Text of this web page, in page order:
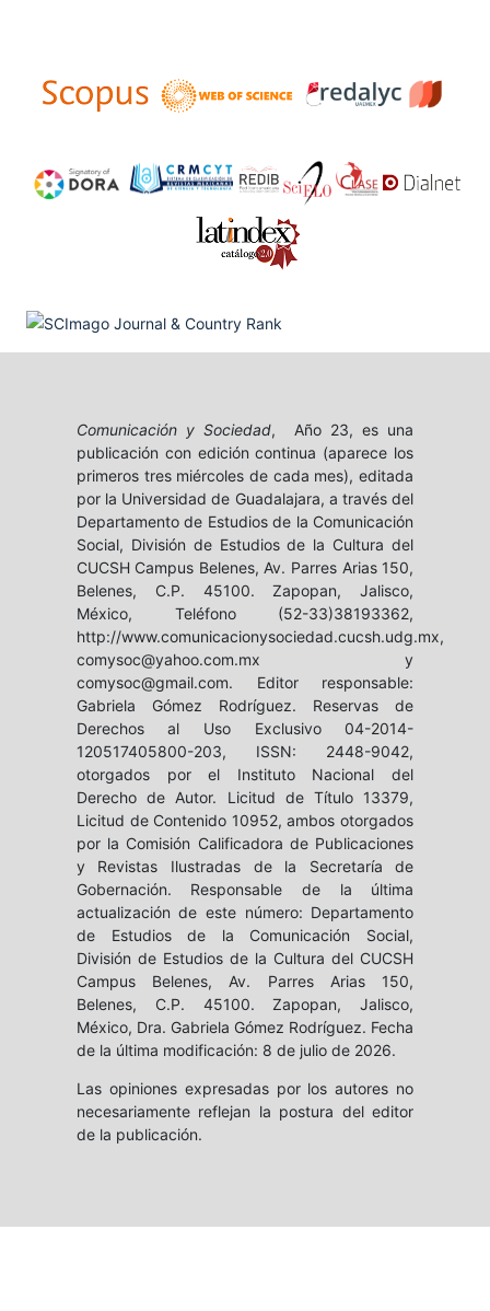
Comunicación y Sociedad, Año 23, es una
publicación con edición continua (aparece los
primeros tres miércoles de cada mes), editada
por la Universidad de Guadalajara, a través del
Departamento de Estudios de la Comunicación
Social, División de Estudios de la Cultura del
CUCSH Campus Belenes, Av. Parres Arias 150,
Belenes, C.P. 45100. Zapopan, Jalisco,
México, Teléfono (52-33)38193362,
http://www.comunicacionysociedad.cucsh.udg.mx,
comysoc@yahoo.com.mx y
comysoc@gmail.com. Editor responsable:
Gabriela Gómez Rodríguez. Reservas de
Derechos al Uso Exclusivo 04-2014-
120517405800-203, ISSN: 2448-9042,
otorgados por el Instituto Nacional del
Derecho de Autor. Licitud de Título 13379,
Licitud de Contenido 10952, ambos otorgados
por la Comisión Calificadora de Publicaciones
y Revistas Ilustradas de la Secretaría de
Gobernación. Responsable de la última
actualización de este número: Departamento
de Estudios de la Comunicación Social,
División de Estudios de la Cultura del CUCSH
Campus Belenes, Av. Parres Arias 150,
Belenes, C.P. 45100. Zapopan, Jalisco,
México, Dra. Gabriela Gómez Rodríguez. Fecha
de la última modificación: 8 de julio de 2026.
Las opiniones expresadas por los autores no
necesariamente reflejan la postura del editor
de la publicación.